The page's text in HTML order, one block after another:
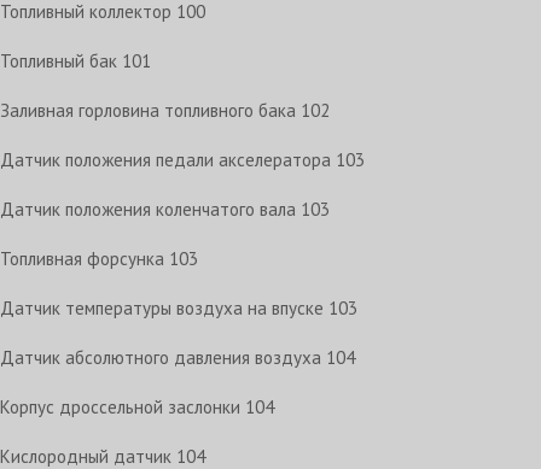
Топливный коллектор 100
Топливный бак 101
Заливная горловина топливного бака 102
Датчик положения педали акселератора 103
Датчик положения коленчатого вала 103
Топливная форсунка 103
Датчик температуры воздуха на впуске 103
Датчик абсолютного давления воздуха 104
Корпус дроссельной заслонки 104
Кислородный датчик 104